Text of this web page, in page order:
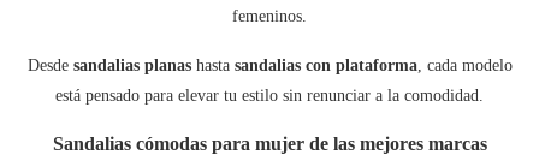
femeninos.
Desde sandalias planashasta sandalias con plataforma, cada modelo
está pensado para elevar tu estilo sin renunciar a la comodidad.
Sandalias cómodas para mujer de las mejores marcas